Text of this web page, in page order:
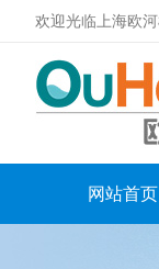
欢迎光临上海欧
网站首页